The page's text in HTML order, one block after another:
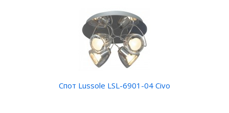
Спот Lussole LSL-6901-04 Civo